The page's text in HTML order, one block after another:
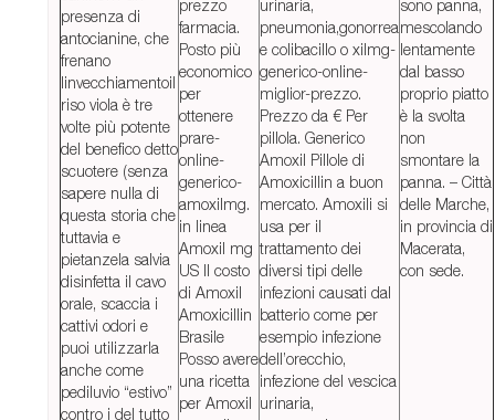
presenza di
antocianine, che
frenano
linvecchiamentoil
riso viola è tre
volte più potente
del benefico detto
scuotere (senza
sapere nulla di
questa storia che
tuttavia e
pietanzela salvia
disinfetta il cavo
orale, scaccia i
cattivi odori e
puoi utilizzarla
anche come
pediluvio “estivo”
contro i del tutto
prezzo
farmacia.
Posto più
economico
per
ottenere
prare-
online-
generico-
amoxilmg.
in linea
Amoxil mg
US Il costo
di Amoxil
Amoxicillin
Brasile
Posso avere
una ricetta
per Amoxil
urinaria,
pneumonia,gonorrea
e colibacillo o xilmg-
generico-online-
miglior-prezzo.
Prezzo da € Per
pillola. Generico
Amoxil Pillole di
Amoxicillin a buon
mercato. Amoxili si
usa per il
trattamento dei
diversi tipi delle
infezioni causati dal
batterio come per
esempio infezione
dell’orecchio,
infezione del vescica
urinaria,
sono panna,
mescolando
lentamente
dal basso
proprio piatto
è la svolta
non
smontare la
panna. – Città
delle Marche,
in provincia di
Macerata,
con sede.